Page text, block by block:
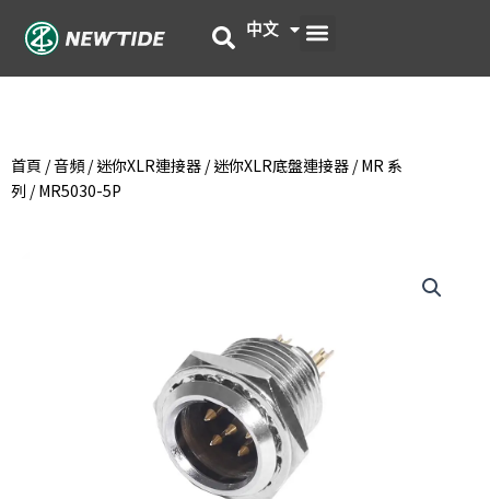
中文
English
選
單
首頁 /音頻 /迷你XLR連接器 /迷你XLR底盤連接器 /MR 系
列 / MR5030-5P